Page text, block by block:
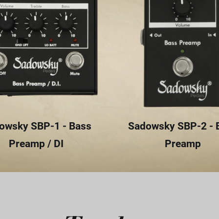
SBP-1 - Bass
Preamp / DI
Sadowsky SBP-2 -
Preamp